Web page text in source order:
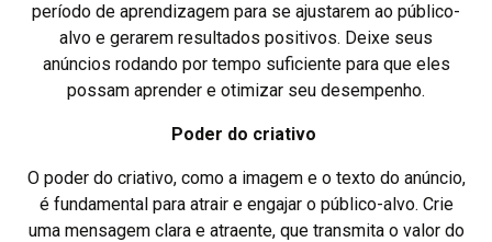
período de aprendizagem para se ajustarem ao público-
alvo e gerarem resultados positivos. Deixe seus
anúncios rodando por tempo suficiente para que eles
possam aprender e otimizar seu desempenho.
Poder do criativo
O poder do criativo, como a imagem e o texto do anúncio,
é fundamental para atrair e engajar o público-alvo. Crie
uma mensagem clara e atraente, que transmita o valor do